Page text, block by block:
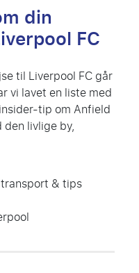
din
FC
til Liverpool FC går
vi lavet en liste med
tip om Anfield
livlige by,
& tips